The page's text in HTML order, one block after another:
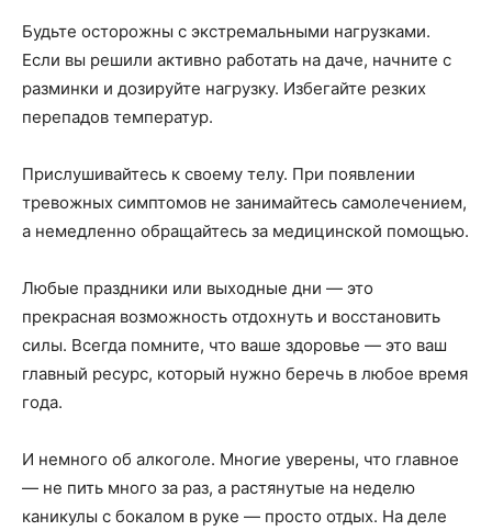
Будьте осторожны с экстремальными нагрузками.
Если вы решили активно работать на даче, начните с
разминки и дозируйте нагрузку. Избегайте резких
перепадов температур.
Прислушивайтесь к своему телу. При появлении
тревожных симптомов не занимайтесь самолечением,
а немедленно обращайтесь за медицинской помощью.
Любые праздники или выходные дни — это
прекрасная возможность отдохнуть и восстановить
силы. Всегда помните, что ваше здоровье — это ваш
главный ресурс, который нужно беречь в любое время
года.
И немного об алкоголе. Многие уверены, что главное
— не пить много за раз, а растянутые на неделю
каникулы с бокалом в руке — просто отдых. На деле